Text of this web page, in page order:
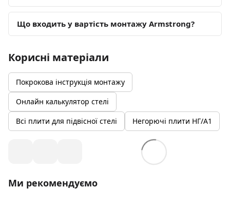
Що входить у вартість монтажу Armstrong?
Корисні матеріали
Покрокова інструкція монтажу
Онлайн калькулятор стелі
Всі плити для підвісної стелі
Негорючі плити НГ/A1
Ми рекомендуємо